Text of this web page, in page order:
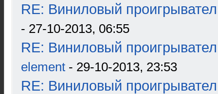
RE: Виниловый
- 27-10-2013, 06:55
RE: Виниловый
element - 29-10-2013, 23:53
RE: Виниловый